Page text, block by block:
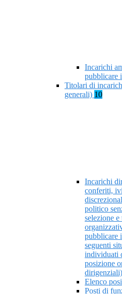
Incarichi
pubblicare
Titolari di
generali) 10
Incarichi
conferiti,
politico
selezione
pubblicare
seguenti
individuati
posizione
dirigenziali)
Elenco
Posti di